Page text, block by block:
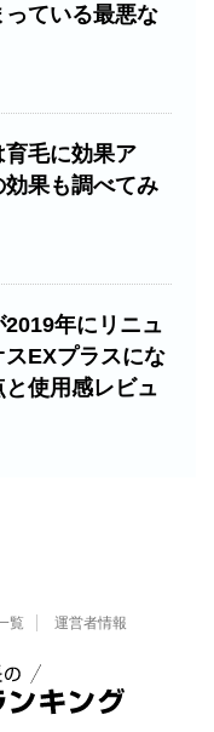
っている最悪な
育毛に効果ア
効果も調べてみ
年にリニュ
EXプラスにな
使用感レビュ
覧 運営者情報